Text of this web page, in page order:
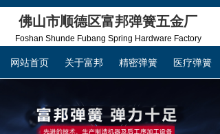
Foshan Shunde Fubang Spring Hardware Factory
佛山市顺德区富邦弹簧五金厂
网站首页 关于富邦 精密弹簧 医疗弹簧